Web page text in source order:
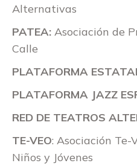
Alternativas
PATEA: Asociación de
Calle
PLATAFORMA
PLATAFORMA JAZZ
RED DE TEATROS
TE-VEO: Asociación Te-
Niños y Jóvenes